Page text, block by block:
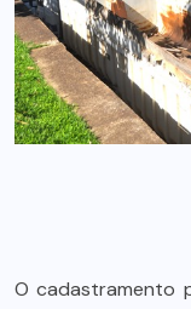
O cadastramento